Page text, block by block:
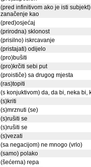
(pred infinitivom ako je isti subjekt)
zanačenje kao
(pred)osjećaj
(prirodna) sklonost
(prisilno) iskrcavanje
(pristajati) odijelo
(pro)bušiti
(pro)krčiti sebi put
(proističe) sa drugog mjesta
(ras)topiti
(s konjuktivom) da, da bi, neka bi,
(s)kriti
(s)mrznuti (se)
(s)rušiti se
(s)rušiti se
(s)vezati
(sa negacijom) ne mnogo (vrlo)
(samo) polako
(šećerna) repa